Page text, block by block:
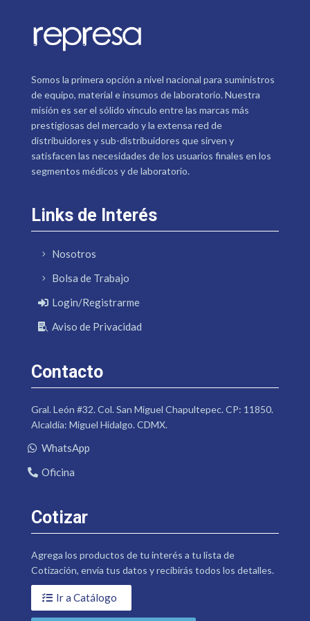
Somos la primera opción a nivel nacional para suministros
de equipo, material e insumos de laboratorio. Nuestra
misión es ser el sólido vínculo entre las marcas más
prestigiosas del mercado y la extensa red de
distribuidores y sub-distribuidores que sirven y
satisfacen las necesidades de los usuarios finales en los
segmentos médicos y de laboratorio.
Links de Interés
Nosotros
Bolsa de Trabajo
Login/Registrarme
Aviso de Privacidad
Contacto
Gral. León #32. Col. San Miguel Chapultepec. CP: 11850.
Alcaldía: Miguel Hidalgo. CDMX.
WhatsApp
Oficina
Cotizar
Agrega los productos de tu interés a tu lista de
Cotización, envía tus datos y recibirás todos los detalles.
Ir a Catálogo